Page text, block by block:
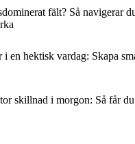
fält? Så navigerar
en hektisk vardag: Skapa
skillnad i morgon: Så får